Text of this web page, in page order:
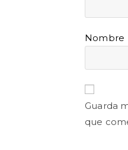
Nombre
Guarda
que